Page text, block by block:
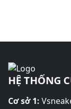
HỆ THỐNG
Cơ sở 1: